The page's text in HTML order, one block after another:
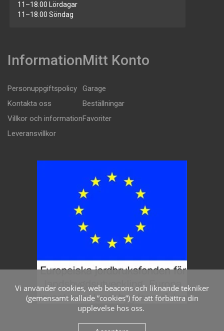
11–18.00 Lördagar
11–18.00 Söndag
Information
Personuppgiftspolicy
Kontakta oss
Villkor och information
Leveransvillkor
Mitt Konto
Garage
Beställningar
Favoriter
Vi använder cookies, web beacons och liknande tekniker
(gemensamt kallade ”cookies”) för att förbättra din
upplevelse hos oss.